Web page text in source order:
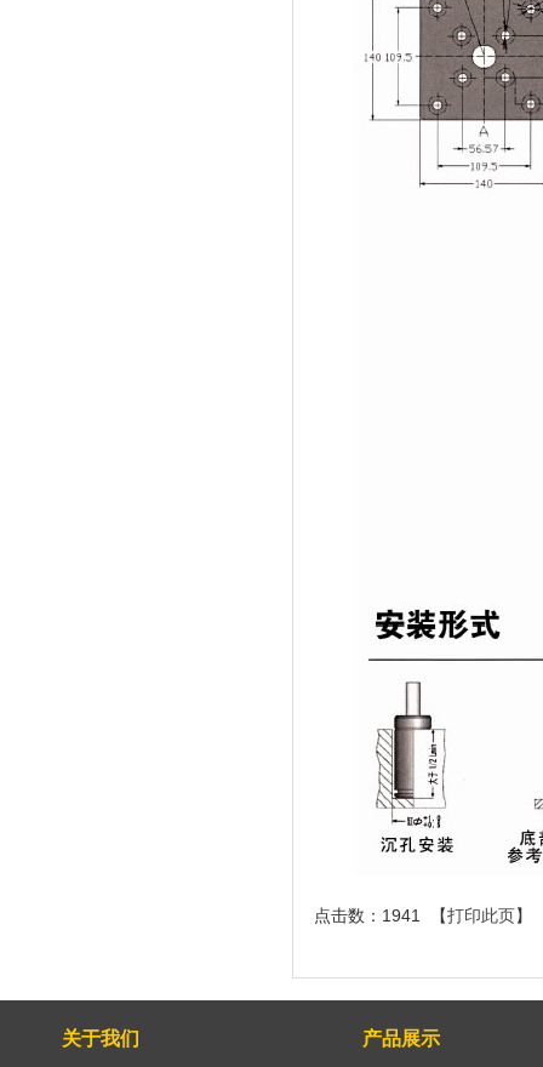
点击数：1941 【打印此页】
关于我们 产品展示